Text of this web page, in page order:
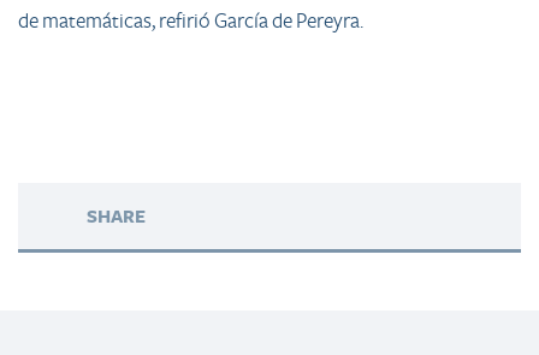
de matemáticas, refirió García de Pereyra.
SHARE